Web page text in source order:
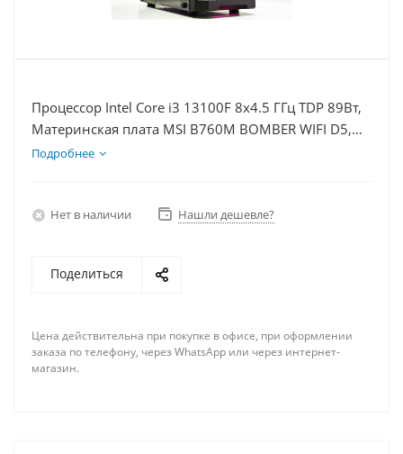
Процессор Intel Core i3 13100F 8x4.5 ГГц TDP 89Вт,
Материнская плата MSI B760M BOMBER WIFI D5,
Видеокарта RTX 5050 8Гб, Память DDR5 32Gb,
Подробнее
Нет в наличии Нашли дешевле?
Поделиться
Цена действительна при покупке в офисе, при оформлении
заказа по телефону, через WhatsApp или через интернет-
магазин.